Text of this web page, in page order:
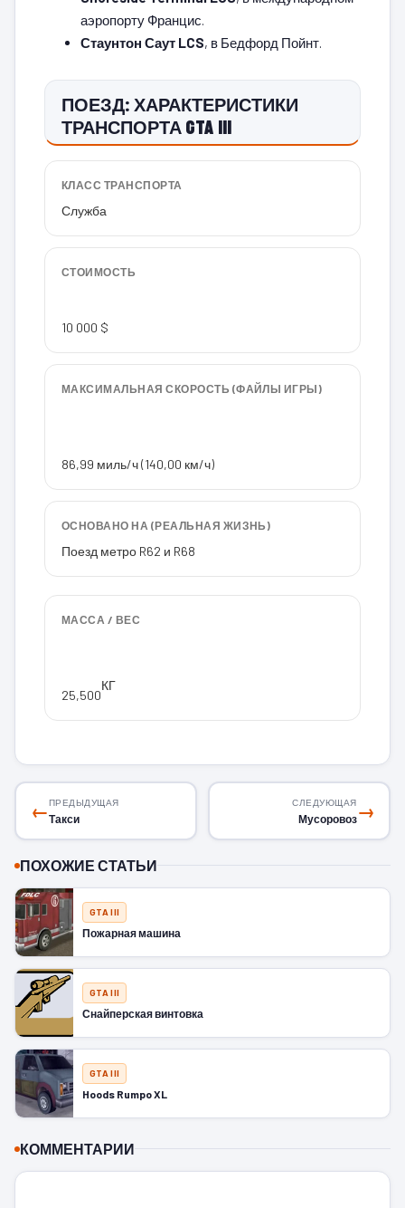
аэропорту Францис.
Стаунтон Саут LCS, в Бедфорд Пойнт.
ПОЕЗД: ХАРАКТЕРИСТИКИ
ТРАНСПОРТА GTA III
КЛАСС ТРАНСПОРТА
Служба
СТОИМОСТЬ
10 000 $
МАКСИМАЛЬНАЯ СКОРОСТЬ (ФАЙЛЫ ИГРЫ)
86,99 миль/ч (140,00 км/ч)
ОСНОВАНО НА (РЕАЛЬНАЯ ЖИЗНЬ)
Поезд метро R62 и R68
МАССА / ВЕС
25,500
КГ
←ПРЕДЫДУЩАЯ
Такси →
СЛЕДУЮЩАЯ
Мусоровоз
ПОХОЖИЕ СТАТЬИ
GTA III
Пожарная машина
GTA III
Снайперская винтовка
GTA III
Hoods Rumpo XL
КОММЕНТАРИИ